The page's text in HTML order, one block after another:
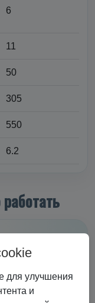
6
11
50
305
550
6.2
для улучшения
и